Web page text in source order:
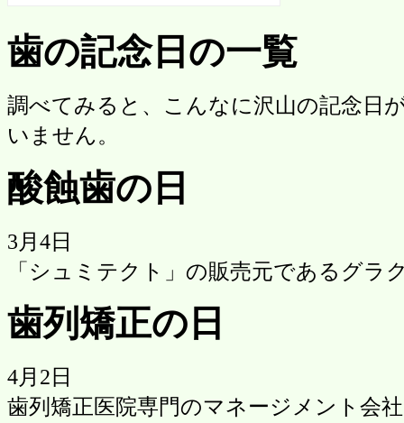
歯の記念日の一覧
調べてみると、こんなに沢山の記念日
いません。
酸蝕歯の日
3月4日
「シュミテクト」の販売元であるグ
歯列矯正の日
4月2日
歯列矯正医院専門のマネージメント会